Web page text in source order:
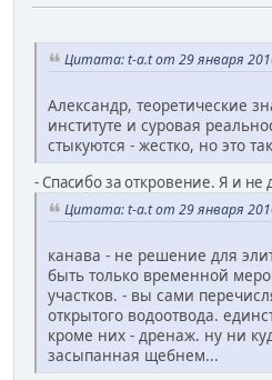
Цитата: t-a.t от 29 января
Александр, теоретические
институте и суровая
стыкуются - жестко, но это
- Спасибо за откровение. Я и не
Цитата: t-a.t от 29 января
канава - не решение для
быть только временной
участков. - вы сами
открытого водоотвода.
кроме них - дренаж. ну ни
засыпанная щебнем...